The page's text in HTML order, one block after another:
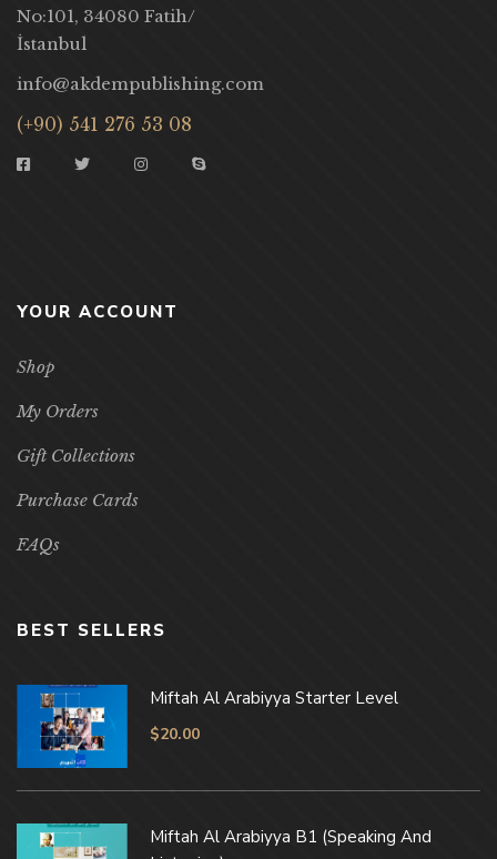
No:101, 34080 Fatih/
İstanbul
info@akdempublishing.com
(+90) 541 276 53 08
YOUR ACCOUNT
Shop
My Orders
Gift Collections
Purchase Cards
FAQs
BEST SELLERS
Miftah Al Arabiyya Starter Level
$20.00
Miftah Al Arabiyya B1 (Speaking And